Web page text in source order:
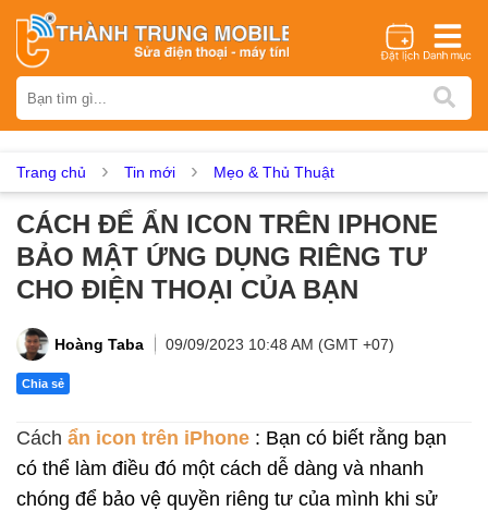
iPhone Samsung Oppo Xiaomi Realme Vivo
Asus Sony Vertu LG Tecno
Dịch vụ sửa chữa
Thay pin
Thay kính lưng Thay vỏ
Thay mic Thay rung Thay main Unlock - Mở Khoá
Màn hình Realme
Màn hình Vsmart Màn hình Google Pixel
Trang chủ Tin mới Mẹo & Thủ Thuật
CÁCH ĐỂ ẨN ICON TRÊN IPHONE
BẢO MẬT ỨNG DỤNG RIÊNG TƯ
CHO ĐIỆN THOẠI CỦA BẠN
Hoàng Taba 09/09/2023 10:48 AM (GMT +07)
Chia sẻ
Cách ẩn icon trên iPhone : Bạn có biết rằng bạn
có thể làm điều đó một cách dễ dàng và nhanh
chóng để bảo vệ quyền riêng tư của mình khi sử